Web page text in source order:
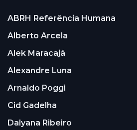
ABRH Referência Humana
Alberto Arcela
Alek Maracajá
Alexandre Luna
Arnaldo Poggi
Cid Gadelha
Dalyana Ribeiro